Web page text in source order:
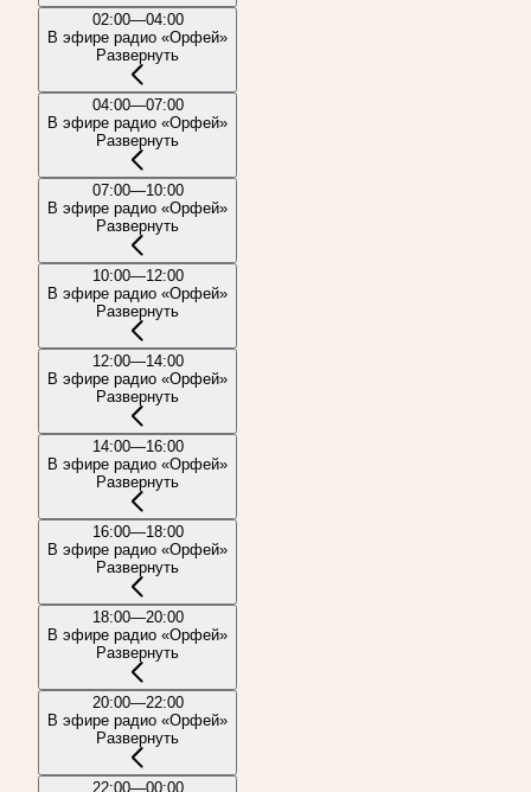
02:00—04:00
В эфире радио «Орфей»
Развернуть
04:00—07:00
В эфире радио «Орфей»
Развернуть
07:00—10:00
В эфире радио «Орфей»
Развернуть
10:00—12:00
В эфире радио «Орфей»
Развернуть
12:00—14:00
В эфире радио «Орфей»
Развернуть
14:00—16:00
В эфире радио «Орфей»
Развернуть
16:00—18:00
В эфире радио «Орфей»
Развернуть
18:00—20:00
В эфире радио «Орфей»
Развернуть
20:00—22:00
В эфире радио «Орфей»
Развернуть
22:00—00:00